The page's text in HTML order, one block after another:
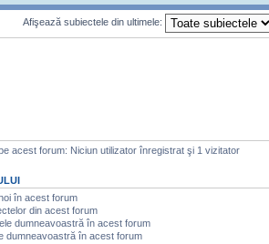
Afişează subiectele din ultimele:
acest forum: Niciun utilizator înregistrat şi 1 vizitator
în acest forum
din acest forum
dumneavoastră în acest forum
dumneavoastră în acest forum